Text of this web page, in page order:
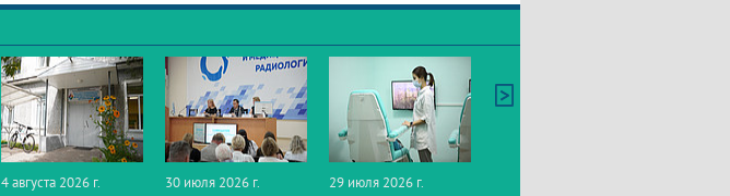
4 августа 2026 г.
30 июля 2026 г.
29 июля 2026 г.